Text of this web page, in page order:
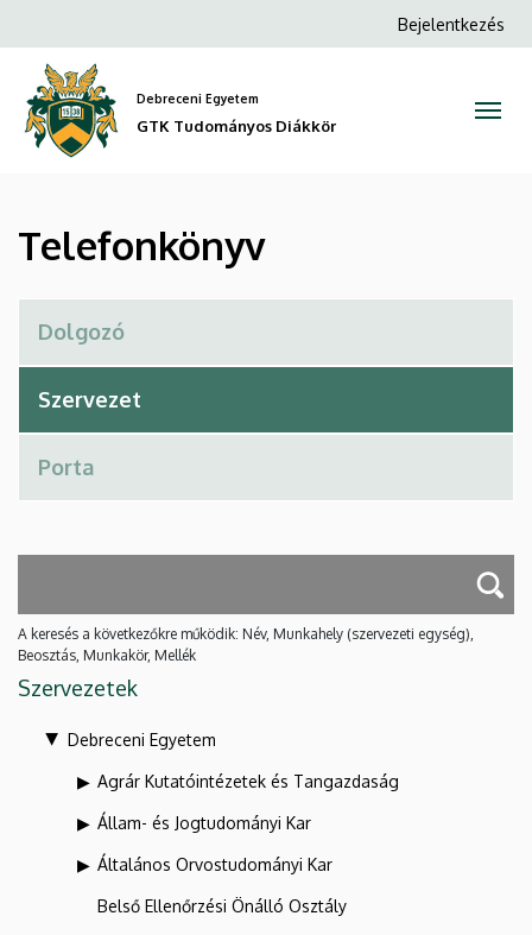
GTK
Tudományos
Diákkör
a
tartalomra
Anonim
Bejelentkezés
Debreceni Egyetem
GTK Tudományos Diákkör
Telefonkönyv
A keresés a következőkre működik: Név, Munkahely (szervezeti egység),
Beosztás, Munkakör, Mellék
Szervezetek
Debreceni Egyetem
Agrár Kutatóintézetek és Tangazdaság
Állam- és Jogtudományi Kar
Általános Orvostudományi Kar
Belső Ellenőrzési Önálló Osztály